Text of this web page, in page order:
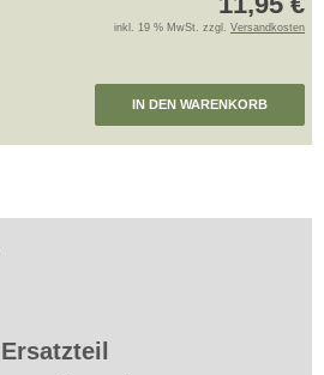
inkl. 19 % MwSt. zzgl. Versandkosten
IN DEN WARENKORB
Ersatzteil